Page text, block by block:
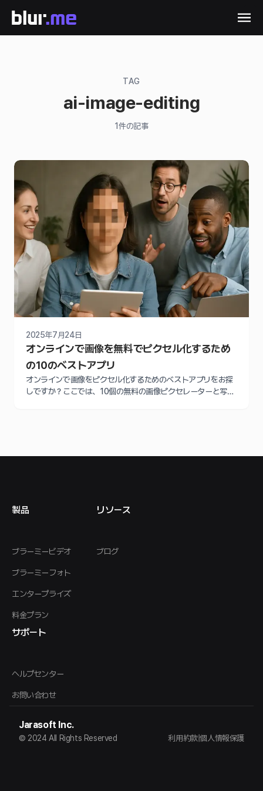
TAG
ai-image-editing
1件の記事
2025年7月24日
オンラインで画像を無料でピクセル化するため
の10のベストアプリ
オンラインで画像をピクセル化するためのベストアプリをお探
しですか？ここでは、10個の無料の画像ピクセレーターと写真
製品
ブラーミービデオ
ブラーミーフォト
エンタープライズ
料金プラン
リソース
ブログ
サポート
ヘルプセンター
お問い合わせ
Jarasoft Inc.
© 2024 All Rights Reserved 利用約款|個人情報保護